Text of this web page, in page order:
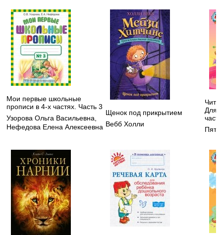
Мои первые школьные
прописи в 4-х частях. Часть 3
Узорова Ольга Васильевна
Нефедова Елена Алексеевна
Щенок под прикрытием
Вебб Холли
Для